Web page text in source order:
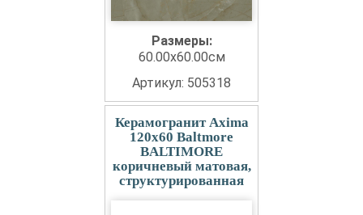
Размеры:
60.00x60.00см
Артикул: 505318
Керамогранит Axima
120x60 Baltmore
BALTIMORE
коричневый матовая,
структурированная